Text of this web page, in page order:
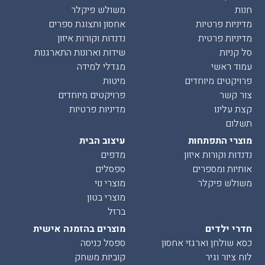
חנות
מדיניות פרטיות
מדיניות פרטית
סל קניות
עמוד ראשי
פרויקטים מיוחדים
צור קשר
קצת עלינו
תשלום
משולש פיקלר
אחסון ותצוגת ספרים
נדנדות וקורות איזון
שידות וארונות התארגנות
מגדלי למידה
מיטות
פרויקטים מיוחדים
מדיניות פרטיות
מוצרי התפתחות
נדנדות וקורות איזון
אותיות ומספרים
משולש פיקלר
עיצוב הבית
מדפים
ספסלים
מוצרי נוי
מוצרי בטון
ברזל
חדרי ילדים
כסא שולחן וארגזי אחסון
לוח ציור וגיר
מוצרים בהזמנה אישית
ספסל כניסה
קוביות משחק